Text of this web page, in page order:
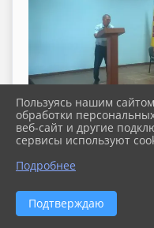
Пользуясь нашим
обработки
веб-сайт и другие
сервисы используют
Подробнее
Подтверждаю